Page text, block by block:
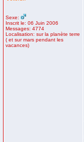
Sexe:
Inscrit le: 06 Juin 2006
Messages: 4774
Localisation: sur la planète terre
( et sur mars pendant les
vacances)